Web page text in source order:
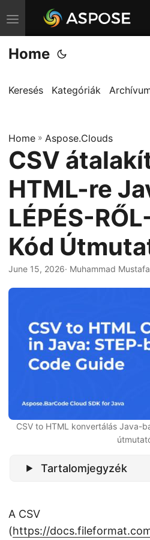
T
o
g
l
a
v
i
g
t
i
o
n
Home
Keresés Kategóriák
Home » Aspose.Clouds
CSV
HTML-re
LÉPÉS-
Kód
June 15, 2026· Muhammad
CSV to HTML konvertálás Java-
Tartalomjegyzék
A CSV
(https://